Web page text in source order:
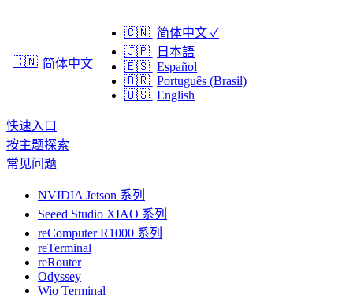
🇨🇳 简体中文
🇨🇳 简体中文 ✓
🇯🇵
日本語
🇪🇸 Español
🇧🇷 Português (Brasil)
🇺🇸 English
快速入口
按主题探索
常见问题
NVIDIA Jetson 系列
Seeed Studio XIAO 系列
reComputer R1000 系列
reTerminal
reRouter
Odyssey
Wio Terminal